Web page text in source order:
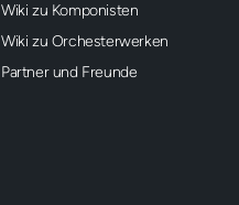
Wiki zu Komponisten
Wiki zu Orchesterwerken
Partner und Freunde